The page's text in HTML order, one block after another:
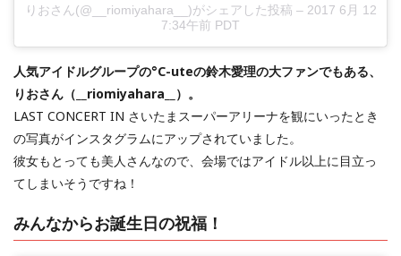
りおさん(@__riomiyahara__)がシェアした投稿 – 2017 6月 12
7:34午前 PDT
人気アイドルグループの°C-uteの鈴木愛理の大ファンでもある、
りおさん（__riomiyahara__）。
LAST CONCERT IN さいたまスーパーアリーナを観にいったとき
の写真がインスタグラムにアップされていました。
彼女もとっても美人さんなので、会場ではアイドル以上に目立っ
てしまいそうですね！
みんなからお誕生日の祝福！